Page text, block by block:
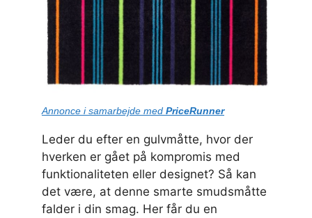
Annonce i samarbejde med PriceRunner
Leder du efter en gulvmåtte, hvor der
hverken er gået på kompromis med
funktionaliteten eller designet? Så kan
det være, at denne smarte smudsmåtte
falder i din smag. Her får du en